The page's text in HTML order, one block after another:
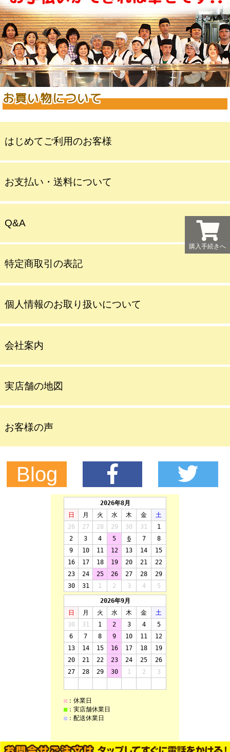
お買い物について
はじめてご利用のお客様
お支払い・送料について
Q&A
特定商取引の表記
個人情報のお取り扱いについて
会社案内
実店舗の地図
お客様の声
Blog
購入手続きへ